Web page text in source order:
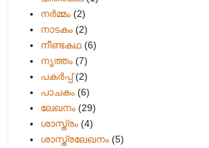
നർമ്മം (2)
നാടകം (2)
നീണ്ടകഥ (6)
നൃത്തം (7)
പകര്‍പ്പ് (2)
പാചകം (6)
ലേഖനം (29)
ശാസ്ത്രം (4)
ശാസ്ത്രലേഖനം (5)